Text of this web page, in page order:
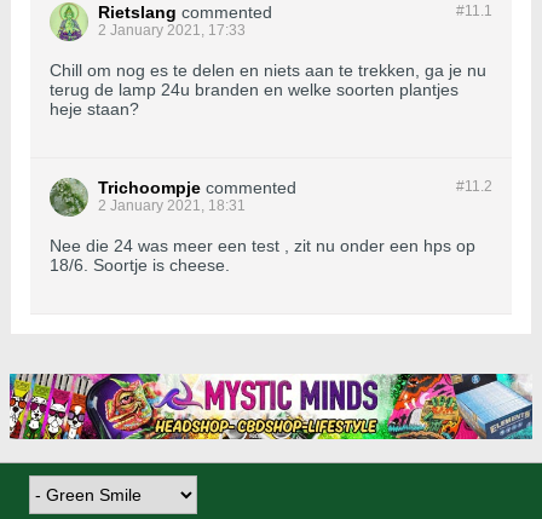
#11.1
Rietslang commented
2 January 2021, 17:33
Chill om nog es te delen en niets aan te trekken, ga je nu
terug de lamp 24u branden en welke soorten plantjes
heje staan?
#11.2
Trichoompje commented
2 January 2021, 18:31
Nee die 24 was meer een test , zit nu onder een hps op
18/6. Soortje is cheese.